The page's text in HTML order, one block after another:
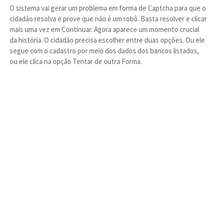
O sistema vai gerar um problema em forma de Captcha para que o
cidadão resolva e prove que não é um robô. Basta resolver e clicar
mais uma vez em Continuar. Agora aparece um momento crucial
da história. O cidadão precisa escolher entre duas opções. Ou ele
segue com o cadastro por meio dos dados dos bancos listados,
ou ele clica na opção Tentar de outra Forma.